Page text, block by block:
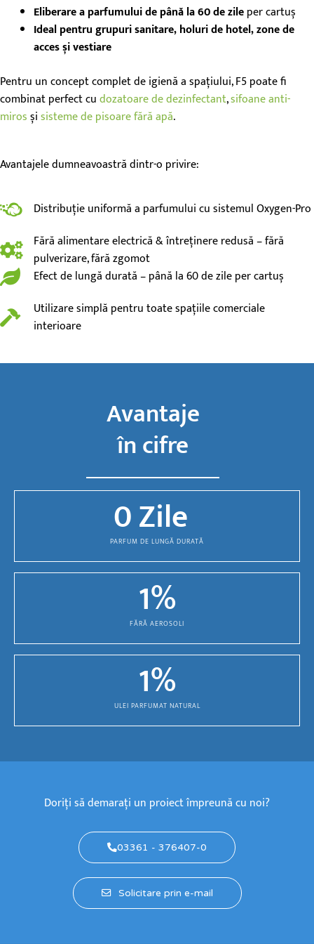
Eliberare a parfumului de până la 60 de zileper cartuș
Ideal pentru grupuri sanitare, holuri de hotel, zone de
acces și vestiare
Pentru un concept complet de igienă a spațiului, F5 poate fi
combinat perfect cudozatoare de dezinfectant,sifoane anti-
mirosșisisteme de pisoare fără apă.
Avantajele dumneavoastră dintr-o privire:
Distribuție uniformă a parfumului cu sistemul Oxygen-Pro
Fără alimentare electrică & întreținere redusă – fără
pulverizare, fără zgomot
Efect de lungă durată – până la 60 de zile per cartuș
Utilizare simplă pentru toate spațiile comerciale
interioare
Avantaje
în cifre
PARFUM DE LUNGĂ DURATĂ
0 Zile
FĂRĂ AEROSOLI
1%
ULEI PARFUMAT NATURAL
1%
Doriți să demarați un proiect împreună cu noi?
03361 - 376407-0
Solicitare prin e-mail